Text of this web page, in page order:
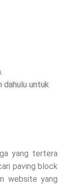
dahulu untuk
yang tertera
paving block
website yang